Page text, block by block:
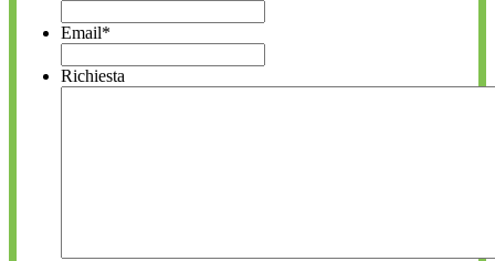
Email*
Richiesta